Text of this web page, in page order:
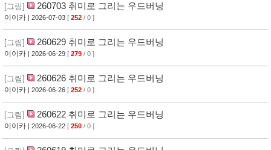
[그림] 260703 취미로 그리는 우드버닝
이이카 | 2026-07-03 [ 252 / 0 ]
[그림] 260629 취미로 그리는 우드버닝
이이카 | 2026-06-29 [ 279 / 0 ]
[그림] 260626 취미로 그리는 우드버닝
이이카 | 2026-06-26 [ 252 / 0 ]
[그림] 260622 취미로 그리는 우드버닝
이이카 | 2026-06-22 [ 250 / 0 ]